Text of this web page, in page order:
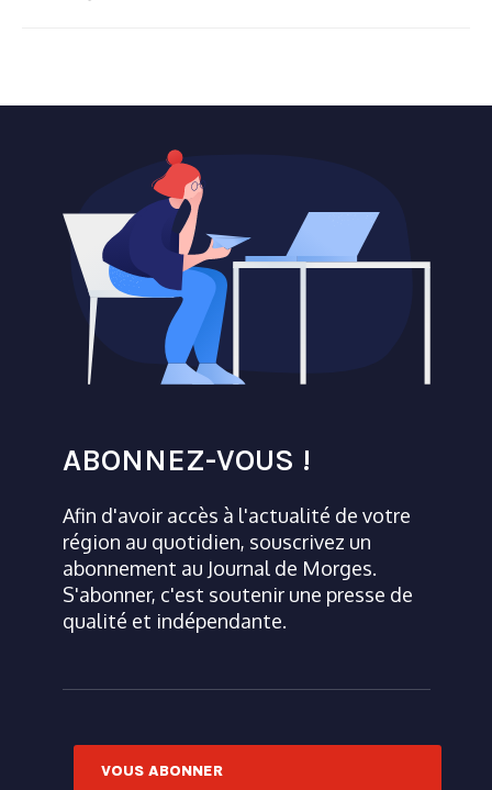
ABONNEZ-VOUS !
Afin d'avoir accès à l'actualité de votre
région au quotidien, souscrivez un
abonnement au Journal de Morges.
S'abonner, c'est soutenir une presse de
qualité et indépendante.
VOUS ABONNER